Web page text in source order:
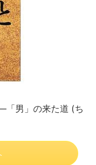
「男」の来た道 (ち